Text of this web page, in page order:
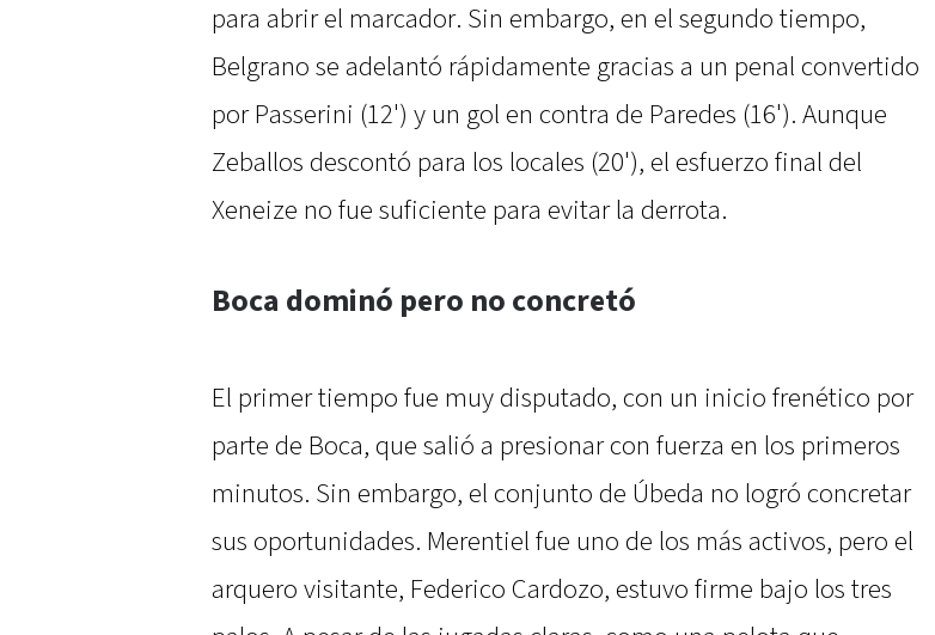
para abrir el marcador. Sin embargo, en el segundo tiempo,
Belgrano se adelantó rápidamente gracias a un penal convertido
por Passerini (12') y un gol en contra de Paredes (16'). Aunque
Zeballos descontó para los locales (20'), el esfuerzo final del
Xeneize no fue suficiente para evitar la derrota.
Boca dominó pero no concretó
El primer tiempo fue muy disputado, con un inicio frenético por
parte de Boca, que salió a presionar con fuerza en los primeros
minutos. Sin embargo, el conjunto de Úbeda no logró concretar
sus oportunidades. Merentiel fue uno de los más activos, pero el
arquero visitante, Federico Cardozo, estuvo firme bajo los tres